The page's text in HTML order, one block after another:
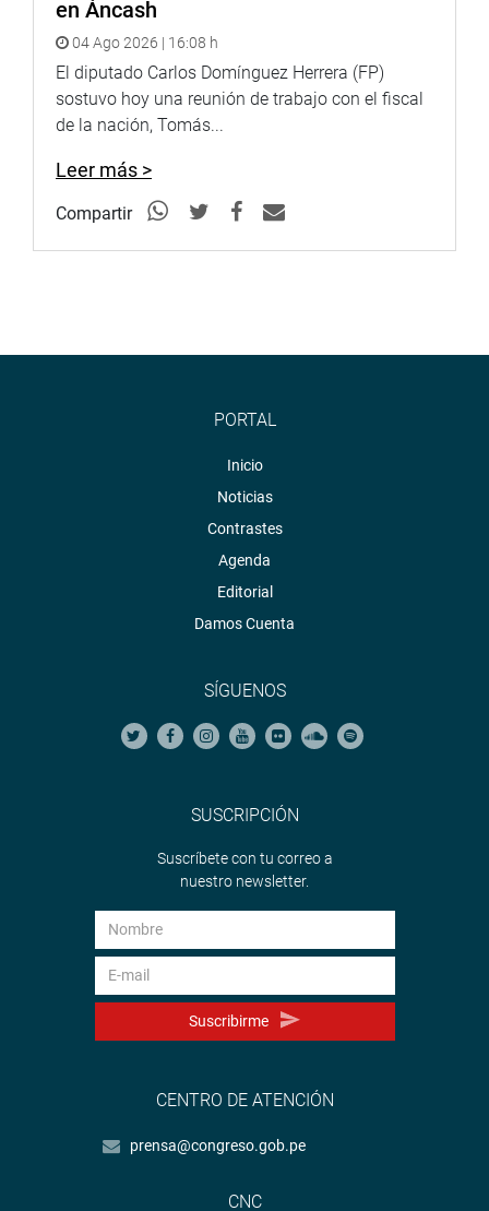
en Áncash
04 Ago 2026 | 16:08 h
El diputado Carlos Domínguez Herrera (FP)
sostuvo hoy una reunión de trabajo con el fiscal
de la nación, Tomás...
Leer más >
Compartir
PORTAL
Inicio
Noticias
Contrastes
Agenda
Editorial
Damos Cuenta
SÍGUENOS
SUSCRIPCIÓN
Suscríbete con tu correo a
nuestro newsletter.
Suscribirme
CENTRO DE ATENCIÓN
prensa@congreso.gob.pe
CNC